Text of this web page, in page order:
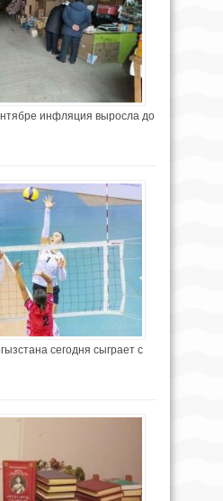
инфляция выросла до
сегодня сыграет с